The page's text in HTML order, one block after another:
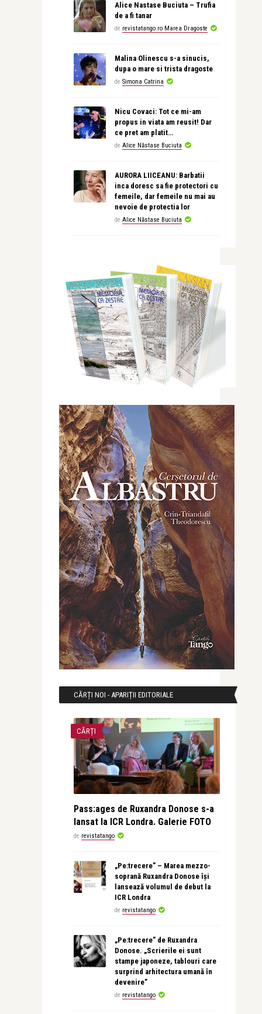
Alice Nastase Buciuta – Trufia
de a fi tanar
de revistatango.ro Marea Dragoste
Malina Olinescu s-a sinucis,
dupa o mare si trista dragoste
de Simona Catrina
Nicu Covaci: Tot ce mi-am
propus in viata am reusit! Dar
ce pret am platit…
de Alice Năstase Buciuta
AURORA LIICEANU: Barbatii
inca doresc sa fie protectori cu
femeile, dar femeile nu mai au
nevoie de protectia lor
de Alice Năstase Buciuta
CĂRȚI NOI - APARIȚII EDITORIALE
CĂRȚI
Pass:ages de Ruxandra Donose s-a
lansat la ICR Londra. Galerie FOTO
de revistatango
„Pe:trecere” – Marea mezzo-
soprană Ruxandra Donose își
lansează volumul de debut la
ICR Londra
de revistatango
„Pe:trecere” de Ruxandra
Donose. „Scrierile ei sunt
stampe japoneze, tablouri care
surprind arhitectura umană în
devenire”
de revistatango